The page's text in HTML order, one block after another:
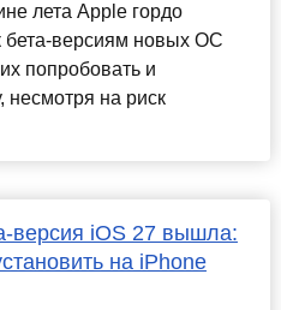
лета Apple гордо
бета-версиям новых ОС
попробовать и
несмотря на риск
версия iOS 27 вышла:
на iPhone